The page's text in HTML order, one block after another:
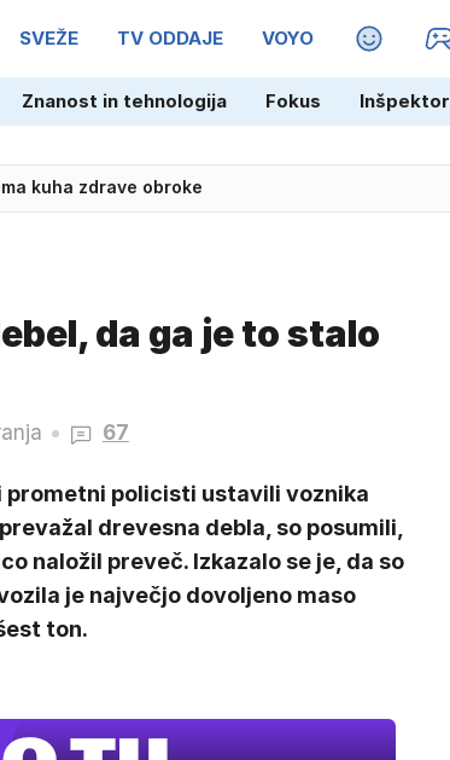
SVEŽE TV ODDAJE VOYO MAGAZIN
Znanost in tehnologija Fokus Inšpektor
kuha zdrave obroke
osebe, sta postali javni osebi'
da ga je to stalo
67
prometni policisti ustavili voznika
drevesna debla, so posumili,
naložil preveč. Izkazalo se je, da so
je največjo dovoljeno maso
ton.